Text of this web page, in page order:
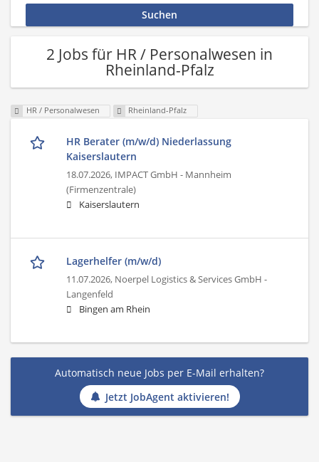
2 Jobs für HR / Personalwesen in
Rheinland-Pfalz
HR / Personalwesen Rheinland-Pfalz
HR Berater (m/w/d) Niederlassung
Kaiserslautern
18.07.2026, IMPACT GmbH - Mannheim
(Firmenzentrale)
Kaiserslautern
Lagerhelfer (m/w/d)
11.07.2026, Noerpel Logistics & Services GmbH -
Langenfeld
Bingen am Rhein
Automatisch neue Jobs per E-Mail erhalten?
Jetzt JobAgent aktivieren!